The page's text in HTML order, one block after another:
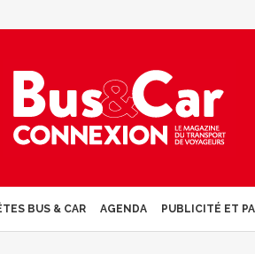
BUS & CAR AGENDA PUBLICITÉ ET